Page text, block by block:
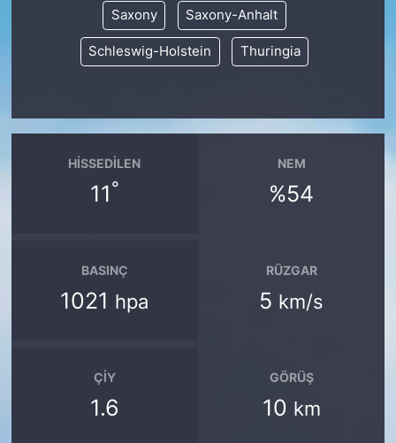
Saxony Saxony-Anhalt
Schleswig-Holstein Thuringia
HISSEDILEN
11°
NEM
%54
BASINÇ
1021 hpa
RÜZGAR
5 km/s
ÇIY
1.6
GÖRÜŞ
10 km